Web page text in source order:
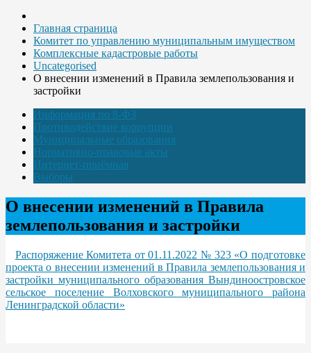
Главная страница
Комитет по управлению муниципальным имуществом
Комплексные кадастровые работы
Uncategorised
О внесении изменений в Правила землепользования и
застройки
Информация по 8-ФЗ
Противодействие коррупции
Муниципальные образования
Нормативно-правовые акты
Интернет-приёмная
Выборы
О внесении изменений в Правила
землепользования и застройки
Распоряжение Комитета от 01.11.2022 № 323 «О подготовке
проекта о внесении изменений в Правила землепользования и
застройки муниципального образования Вындиноостровское
сельское поселение Волховского муниципального района
Ленинградской области»